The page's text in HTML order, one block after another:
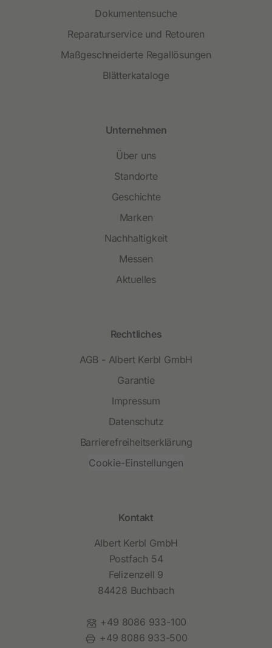
Dokumentensuche
Reparaturservice und Retouren
Maßgeschneiderte Regallösungen
Blätterkataloge
Unternehmen
Über uns
Standorte
Geschichte
Marken
Nachhaltigkeit
Messen
Aktuelles
Rechtliches
AGB - Albert Kerbl GmbH
Garantie
Impressum
Datenschutz
Barrierefreiheitserklärung
Cookie-Einstellungen
Kontakt
Albert Kerbl GmbH
Postfach 54
Felizenzell 9
84428 Buchbach
Telefon:
+49 8086 933-100
Fax:
+49 8086 933-500